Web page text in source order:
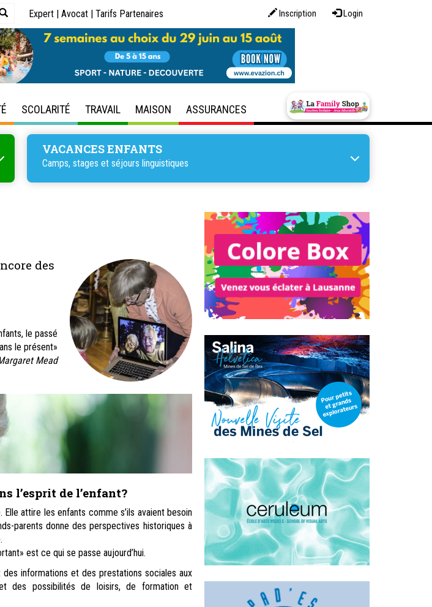
Inscription Login
Expert | Avocat | Tarifs Partenaires
SCOLARITÉ TRAVAIL MAISON ASSURANCES
VACANCES ENFANTS
Camps, stages et séjours linguistiques
des
le passé
le présent»
Mead
l’esprit de l’enfant?
attire les enfants comme s’ils avaient besoin
parents donne des perspectives historiques à
est ce qui se passe aujourd’hui.
informations et des prestations sociales aux
des possibilités de loisirs, de formation et